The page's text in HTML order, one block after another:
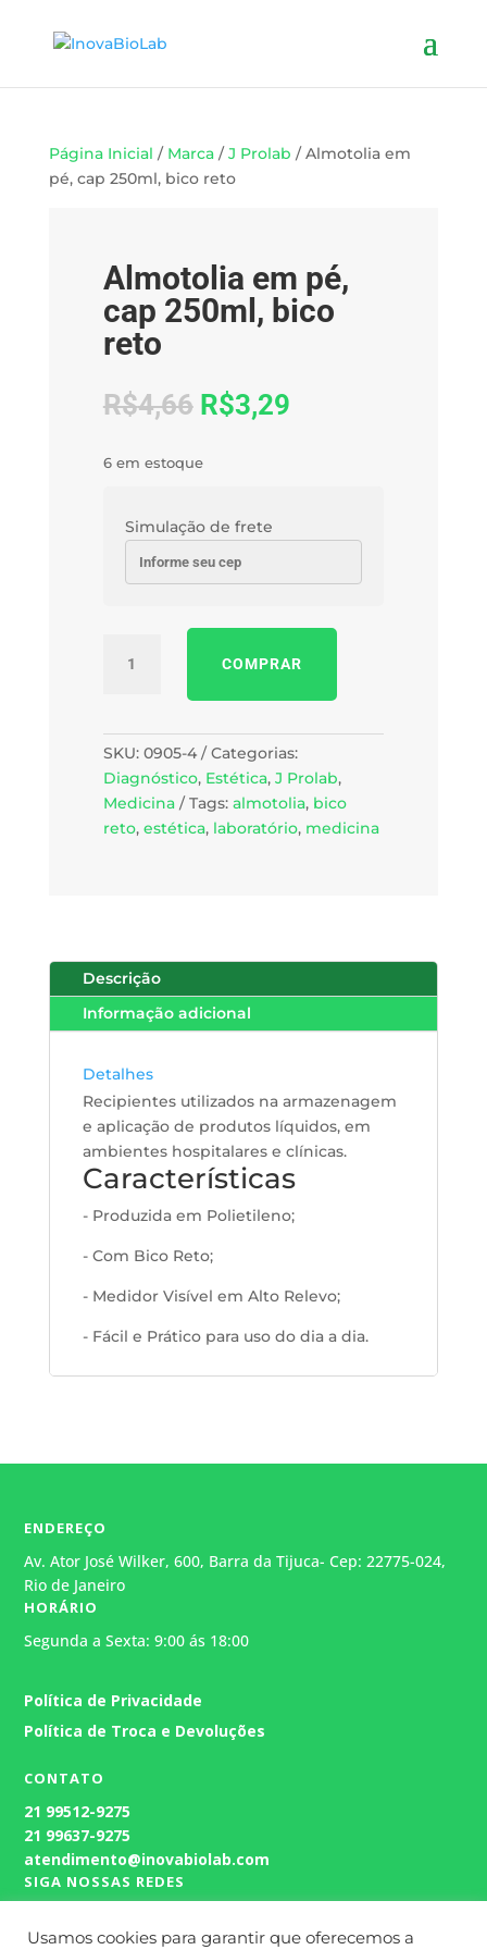
Página Inicial / Marca/J Prolab / Almotolia em
pé, cap 250ml, bico reto
Almotolia em pé,
cap 250ml, bico
reto
R$4,66 R$3,29
6 em estoque
Simulação de frete
250ml,
bico
reto
quantidade
COMPRAR
SKU: 0905-4
Categorias:
Diagnóstico, Estética, J Prolab,
Medicina
Tags: almotolia, bico
reto, estética, laboratório, medicina
Descrição
Informação adicional
Detalhes
Recipientes utilizados na armazenagem
e aplicação de produtos líquidos, em
ambientes hospitalares e clínicas.
Características
- Produzida em Polietileno;
- Com Bico Reto;
- Medidor Visível em Alto Relevo;
- Fácil e Prático para uso do dia a dia.
ENDEREÇO
Av. Ator José Wilker, 600, Barra da Tijuca- Cep: 22775-024,
Rio de Janeiro
HORÁRIO
Segunda a Sexta: 9:00 ás 18:00
Política de Privacidade
Política de Troca e Devoluções
CONTATO
21 99512-9275
21 99637-9275
atendimento@inovabiolab.com
SIGA NOSSAS REDES
Geralmente responde em alguns
Usamos cookies para garantir que oferecemos a